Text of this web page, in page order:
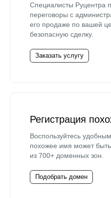
Специалисты Руцентра
переговоры с
его продаже по вашей
безопасную сделку.
Заказать услугу
Регистрация
Воспользуйтесь
похожее имя может
из 700+ доменных зон.
Подобрать домен